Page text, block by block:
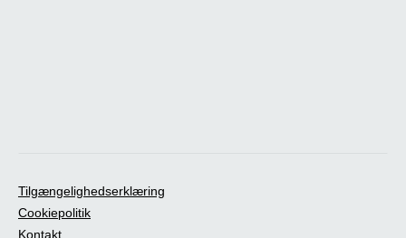
Tilgængelighedserklæring
Cookiepolitik
Kontakt